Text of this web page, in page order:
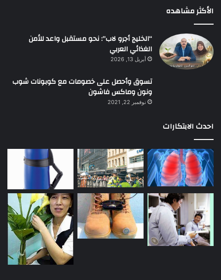
الأكثر مشاهده
“الخليج أجرو لاب”: نحو مستقبل واعد للأمن
الغذائي العربي
أبريل 13, 2026
تسوق وأحصل على خصومات مع كوبونات شوب
ونون وماكس فاشون
نوفمبر 22, 2021
احدث الابتكارات